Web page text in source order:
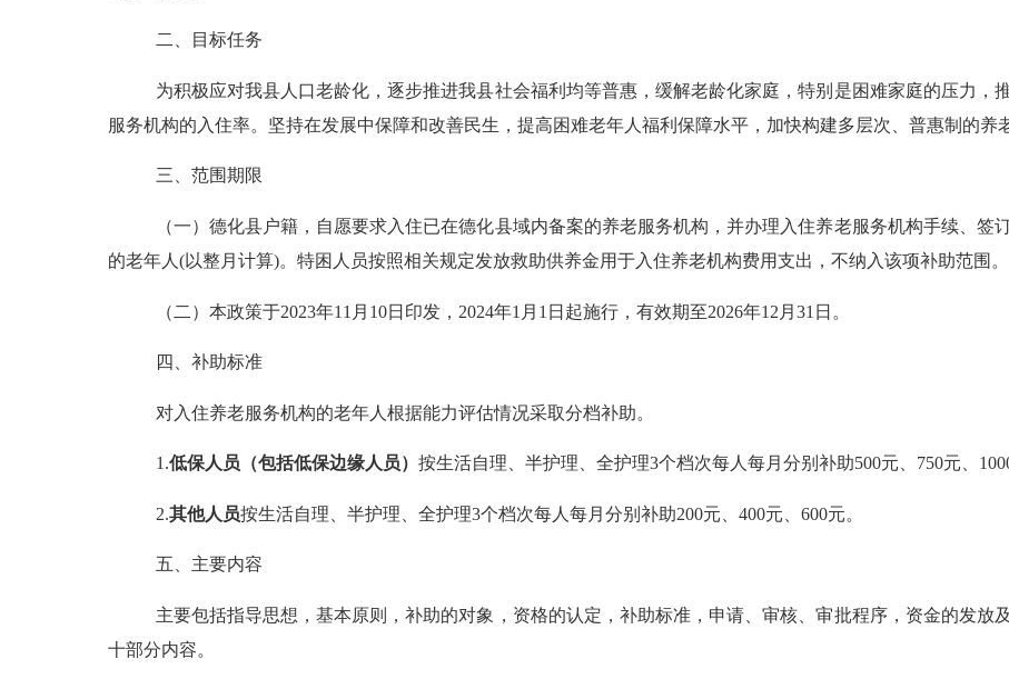
二、目标任务
为积极应对我县人口老龄化，逐步推进我县社会福利均等普惠，缓解老龄化家庭，特别是困难家庭的压力，
服务机构的入住率。坚持在发展中保障和改善民生，提高困难老年人福利保障水平，加快构建多层次、普惠制的养
三、范围期限
（一）德化县户籍，自愿要求入住已在德化县域内备案的养老服务机构，并办理入住养老服务机构手续、签
的老年人 (以整月计算)。特困人员按照相关规定发放救助供养金用于入住养老机构费用支出，不纳入该项补助范围。
（二）本政策于2023年11 月 10日印发， 2024年1 月 1 日起施行，有效期至2026年12 月 31 日。
四、 补助标准
对入住养老服务机构的老年人 根据能力评估情况采取分档补助。
1.低保人员（包括低保边缘人员） 按生活自理 半护理 全护理3个档次每人每月 分别 补助500元 750元
2.其他人员按生活自理 半护理 全护理3个档次每人每月 分别 补助200元 400元 600元。
五 主要内容
主要包括指导思想，基本原则，补助的对象，资格的认定，补助标准，申请、审核、审批程序，资金的发放
十部分内容。